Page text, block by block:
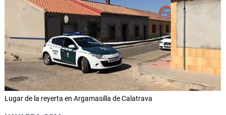
Lugar de la reyerta en Argamasilla de Calatrava